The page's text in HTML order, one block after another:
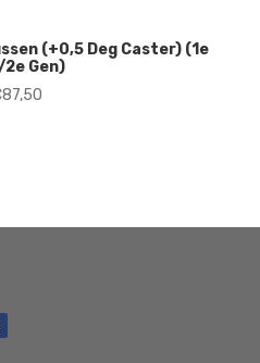
(+0,5 Deg Caster) (1e
2e Gen)
87,50